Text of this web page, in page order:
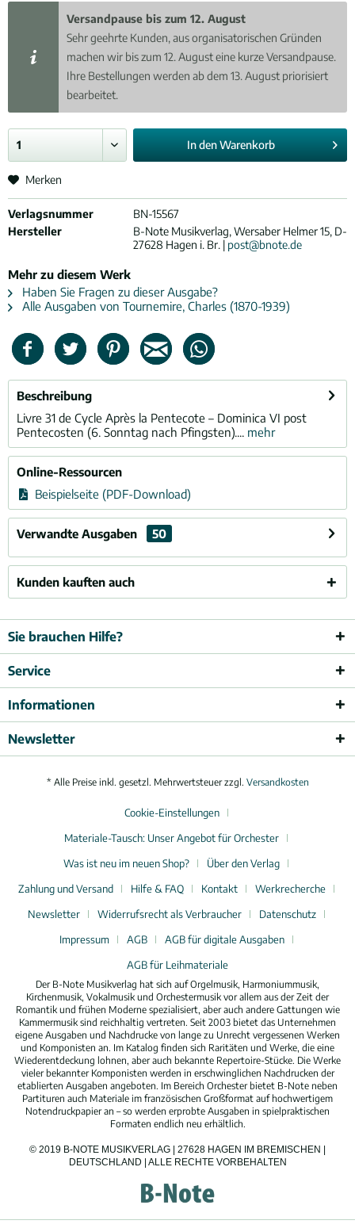
Versandpause bis zum 12. August
Sehr geehrte Kunden, aus organisatorischen Gründen
machen wir bis zum 12. August eine kurze Versandpause.
Ihre Bestellungen werden ab dem 13. August priorisiert
bearbeitet.
In denWarenkorb
Merken
Verlagsnummer
BN-15567
Hersteller
B-Note Musikverlag, Wersaber Helmer 15, D-
27628 Hagen i. Br. | post@bnote.de
Mehr zu diesem Werk
Haben Sie Fragen zu dieser Ausgabe?
Alle Ausgaben von Tournemire, Charles (1870-1939)
Beschreibung
Livre 31 de Cycle Après la Pentecote – Dominica VI post
Pentecosten (6. Sonntag nach Pfingsten).... mehr
Online-Ressourcen
Beispielseite (PDF-Download)
Verwandte Ausgaben 50
Kunden kauften auch
Sie brauchen Hilfe?
Service
Informationen
Newsletter
* Alle Preise inkl. gesetzl. Mehrwertsteuer zzgl. Versandkosten
Cookie-Einstellungen
Materiale-Tausch: Unser Angebot für Orchester
Was ist neu im neuen Shop?
Über den Verlag
Zahlung und Versand
Hilfe & FAQ Kontakt
Werkrecherche
Newsletter
Widerrufsrecht als Verbraucher
Datenschutz
Impressum
AGB
AGB für digitale Ausgaben
AGB für Leihmateriale
Der B-Note Musikverlag hat sich auf Orgelmusik, Harmoniummusik,
Kirchenmusik, Vokalmusik und Orchestermusik vor allem aus der Zeit der
Romantik und frühen Moderne spezialisiert, aber auch andere Gattungen wie
Kammermusik sind reichhaltig vertreten. Seit 2003 bietet das Unternehmen
eigene Ausgaben und Nachdrucke von lange zu Unrecht vergessenen Werken
und Komponisten an. Im Katalog finden sich Raritäten und Werke, die eine
Wiederentdeckung lohnen, aber auch bekannte Repertoire-Stücke. Die Werke
vieler bekannter Komponisten werden in erschwinglichen Nachdrucken der
etablierten Ausgaben angeboten. Im Bereich Orchester bietet B-Note neben
Partituren auch Materiale im französischen Großformat auf hochwertigem
Notendruckpapier an – so werden erprobte Ausgaben in spielpraktischen
Formaten endlich neu erhältlich.
© 2019 B-NOTE MUSIKVERLAG | 27628 HAGEN IM BREMISCHEN |
DEUTSCHLAND | ALLE RECHTE VORBEHALTEN